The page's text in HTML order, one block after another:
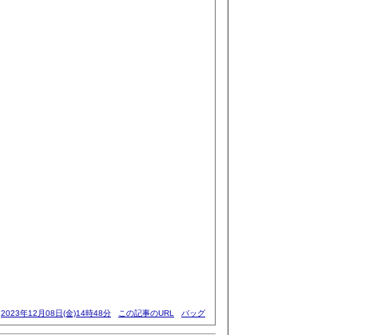
2023年12月08日(金)14時48分 この記事のURL バッグ